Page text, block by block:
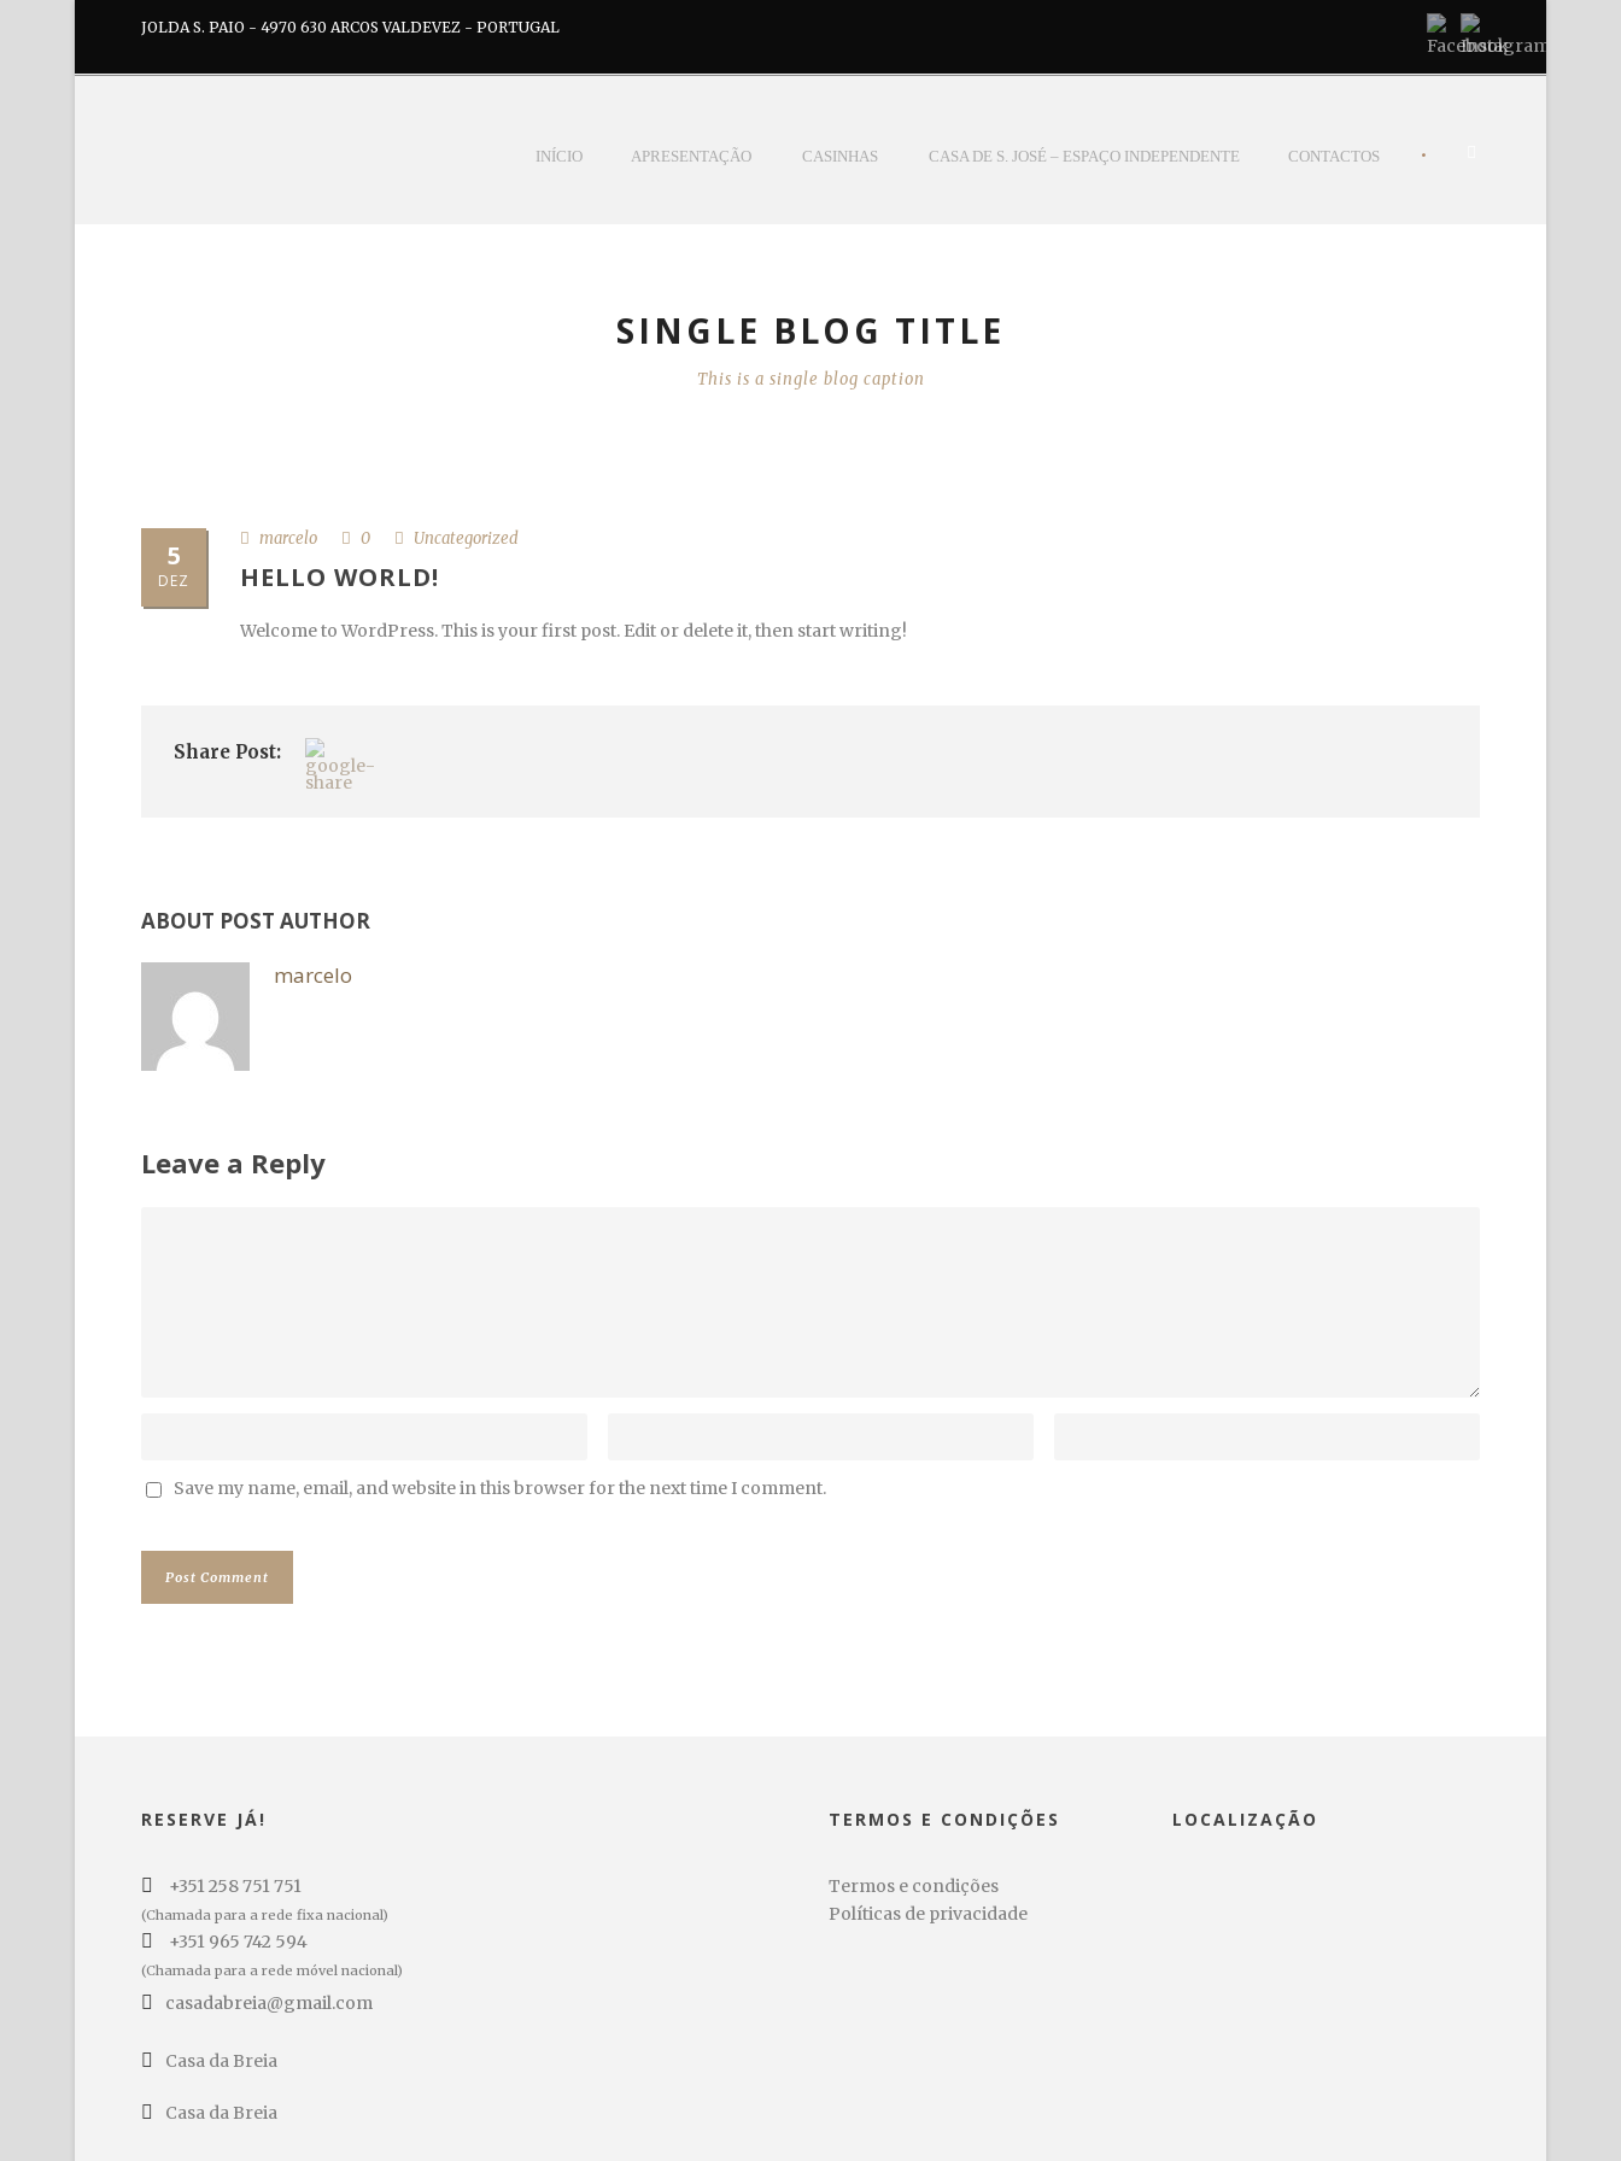
JOLDA S. PAIO - 4970 630 ARCOS VALDEVEZ - PORTUGAL
INÍCIO APRESENTAÇÃO CASINHAS CASA DE S. JOSÉ – ESPAÇO INDEPENDENTE CONTACTOS •
SINGLE BLOG TITLE
This is a single blog caption
5
DEZ
marcelo 0 Uncategorized
HELLO WORLD!
Welcome to WordPress. This is your first post. Edit or delete it, then start writing!
Share Post:
ABOUT POST AUTHOR
marcelo
Leave a Reply
Save my name, email, and website in this browser for the next time I comment.
RESERVE JÁ!
+351 258 751 751
(Chamada para a rede fixa nacional)
+351 965 742 594
(Chamada para a rede móvel nacional)
casadabreia@gmail.com
Casa da Breia
Casa da Breia
TERMOS E CONDIÇÕES
Termos e condições
Políticas de privacidade
LOCALIZAÇÃO